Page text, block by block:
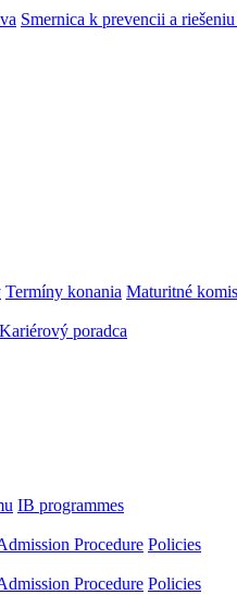
Smernica k prevencii a
Termíny konania Maturitné
Kariérový poradca
IB programmes
Procedure Policies
Procedure Policies